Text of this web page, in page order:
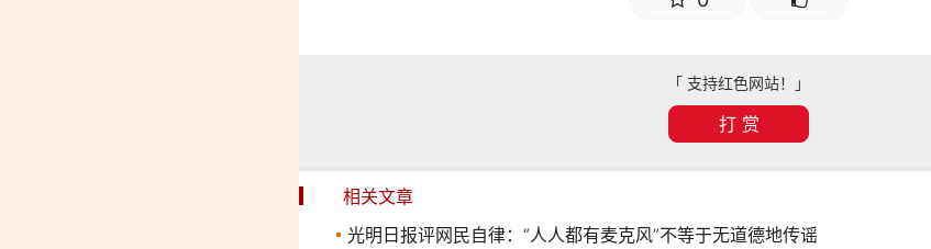
「 支持红色网站！」
打 赏
相关文章
光明日报评网民自律：“人人都有麦克风”不等于无道德地传谣